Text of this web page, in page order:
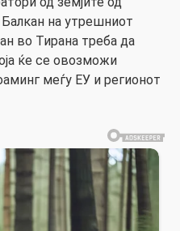
Балкан на утрешниот
во Тирана треба да
ќе се овозможи
меѓу ЕУ и регионот